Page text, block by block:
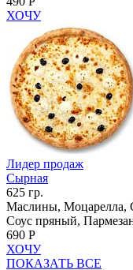
ХОЧУ
Лидер продаж
Сырная
625 гр.
Маслины, Моцарелла,
Соус пряный,
690 Р
ХОЧУ
ПОКАЗАТЬ ВСЕ